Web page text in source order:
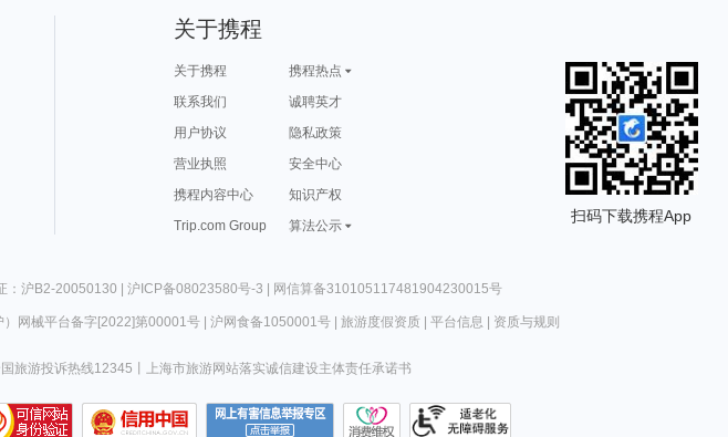
关于携程
关于携程
携程热点
联系我们
诚聘英才
用户协议
隐私政策
营业执照
安全中心
携程内容中心
知识产权
Trip.com Group
算法公示
扫码下载携程App
：沪B2-20050130 | 沪ICP备08023580号-3 | 网信算备310105117481904230015号
）网械平台备字[2022]第00001号| 沪网食备1050001号| 旅游度假资质| 平台信息 资质与规则
旅游投诉热线12345 上海市旅游网站落实诚信建设主体责任承诺书